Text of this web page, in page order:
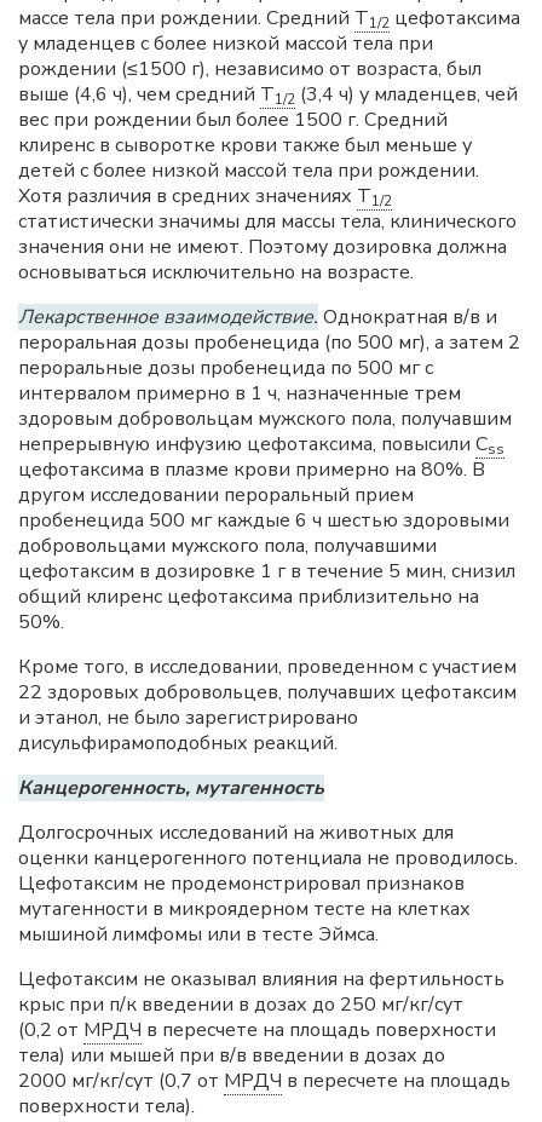
массе тела при рождении. Средний T1/2 цефотаксима
у младенцев с более низкой массой тела при
рождении (≤1500 г), независимо от возраста, был
выше (4,6 ч), чем средний T1/2 (3,4 ч) у младенцев, чей
вес при рождении был более 1500 г. Средний
клиренс в сыворотке крови также был меньше у
детей с более низкой массой тела при рождении.
Хотя различия в средних значениях T1/2
статистически значимы для массы тела, клинического
значения они не имеют. Поэтому дозировка должна
основываться исключительно на возрасте.
Лекарственное взаимодействие. Однократная в/в и
пероральная дозы пробенецида (по 500 мг), а затем 2
пероральные дозы пробенецида по 500 мг с
интервалом примерно в 1 ч, назначенные трем
здоровым добровольцам мужского пола, получавшим
непрерывную инфузию цефотаксима, повысили Css
цефотаксима в плазме крови примерно на 80%. В
другом исследовании пероральный прием
пробенецида 500 мг каждые 6 ч шестью здоровыми
добровольцами мужского пола, получавшими
цефотаксим в дозировке 1 г в течение 5 мин, снизил
общий клиренс цефотаксима приблизительно на
50%.
Кроме того, в исследовании, проведенном с участием
22 здоровых добровольцев, получавших цефотаксим
и этанол, не было зарегистрировано
дисульфирамоподобных реакций.
Канцерогенность, мутагенность
Долгосрочных исследований на животных для
оценки канцерогенного потенциала не проводилось.
Цефотаксим не продемонстрировал признаков
мутагенности в микроядерном тесте на клетках
мышиной лимфомы или в тесте Эймса.
Цефотаксим не оказывал влияния на фертильность
крыс при п/к введении в дозах до 250 мг/кг/сут
(0,2 от МРДЧ в пересчете на площадь поверхности
тела) или мышей при в/в введении в дозах до
2000 мг/кг/сут (0,7 от МРДЧ в пересчете на площадь
поверхности тела).